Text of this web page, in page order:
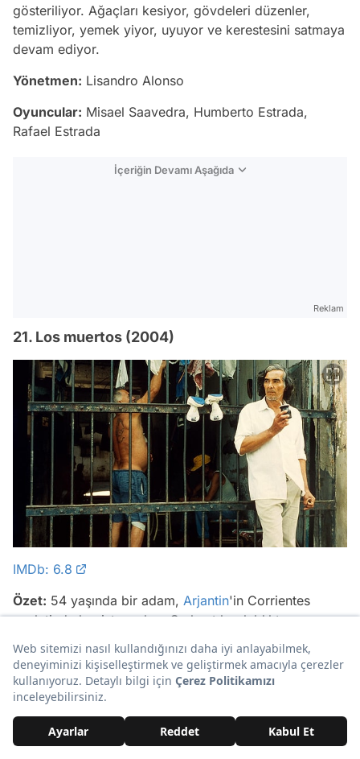
gösteriliyor. Ağaçları kesiyor, gövdeleri düzenler,
temizliyor, yemek yiyor, uyuyor ve kerestesini satmaya
devam ediyor.
Yönetmen: Lisandro Alonso
Oyuncular: Misael Saavedra, Humberto Estrada,
Rafael Estrada
İçeriğin Devamı Aşağıda
Reklam
21. Los muertos (2004)
IMDb: 6.8
Özet: 54 yaşında bir adam, Arjantin'in Corrientes
eyaletinde hapisten çıkar. Serbest bırakıldıktan sonra,
olmuş kızını bulmak ister ancak gizemli bir olay onu
beklemektedir.
Yönetmen:
Oyuncular:Argentino Vargas, Francisco Dornez,